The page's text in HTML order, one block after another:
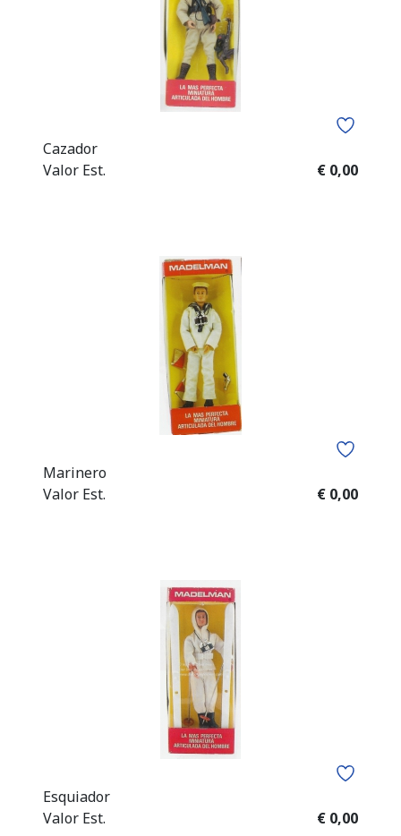
Cazador
Valor Est.
€ 0,00
Marinero
Valor Est.
€ 0,00
Esquiador
Valor Est.
€ 0,00